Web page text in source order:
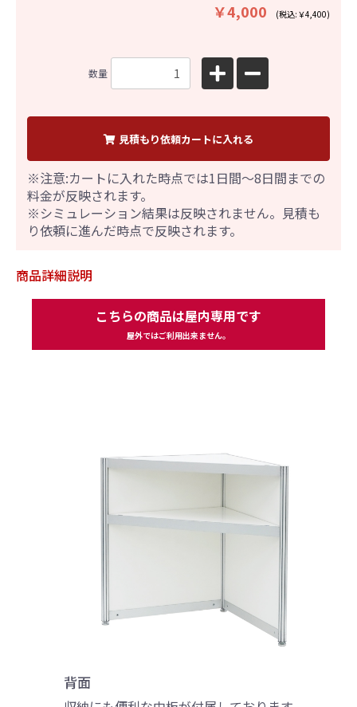
￥4,000 (税込:￥4,400)
数量
見積もり依頼カートに入れる
※注意:カートに入れた時点では1日間～8日間までの
料金が反映されます。
※シミュレーション結果は反映されません。見積も
り依頼に進んだ時点で反映されます。
商品詳細説明
こちらの商品は屋内専用です
屋外ではご利用出来ません。
背面